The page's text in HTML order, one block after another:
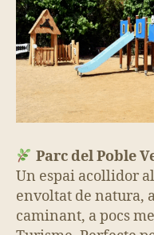
Parc del Poble
Un espai acollidor
envoltat de natura,
caminant, a pocs